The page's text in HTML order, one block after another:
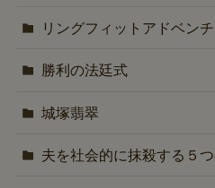
リングフィットアドベン
勝利の法廷式
城塚翡翠
夫を社会的に抹殺する５